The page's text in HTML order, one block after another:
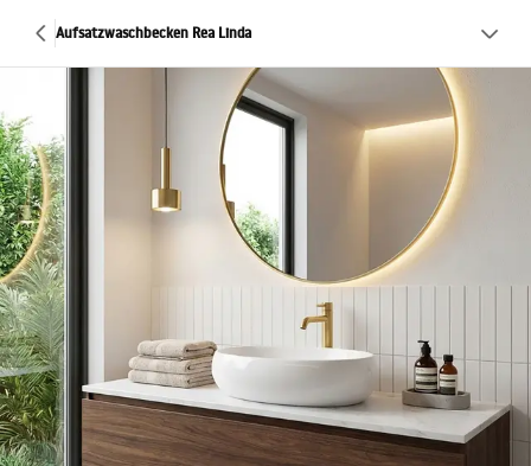
Aufsatzwaschbecken Rea Linda